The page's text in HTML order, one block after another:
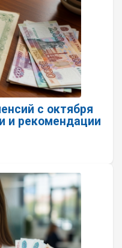
с октября
и рекомендации